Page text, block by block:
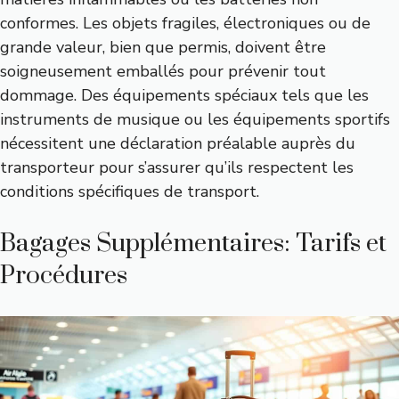
conformes. Les objets fragiles, électroniques ou de
grande valeur, bien que permis, doivent être
soigneusement emballés pour prévenir tout
dommage. Des équipements spéciaux tels que les
instruments de musique ou les équipements sportifs
nécessitent une déclaration préalable auprès du
transporteur pour s’assurer qu’ils respectent les
conditions spécifiques de transport.
Bagages Supplémentaires: Tarifs et
Procédures